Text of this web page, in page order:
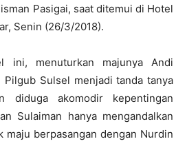
Pasigai, saat ditemui di Hotel
Senin (26/3/2018).
ini, menuturkan majunya Andi
Pilgub Sulsel menjadi tanda tanya
diduga akomodir kepentingan
Sulaiman hanya mengandalkan
maju berpasangan dengan Nurdin